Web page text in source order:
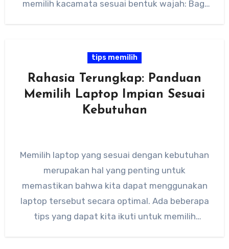
memilih kacamata sesuai bentuk wajah: Bagi
tips memilih
Rahasia Terungkap: Panduan
Memilih Laptop Impian Sesuai
Kebutuhan
Memilih laptop yang sesuai dengan kebutuhan
merupakan hal yang penting untuk
memastikan bahwa kita dapat menggunakan
laptop tersebut secara optimal. Ada beberapa
tips yang dapat kita ikuti untuk memilih